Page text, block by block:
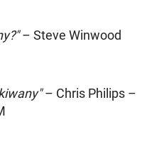
– Steve Winwood
– Chris Philips –